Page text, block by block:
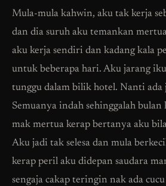
Mula-mula kahwin, aku tak kerja
dan dia suruh aku temankan
aku kerja sendiri dan kadang kala
untuk beberapa hari. Aku jarang
tunggu dalam bilik hotel. Nanti ada
Semuanya indah sehinggalah
mak mertua kerap bertanya aku
Aku jadi tak selesa dan mula
kerap peril aku didepan saudara
sengaja cakap teringin nak ada